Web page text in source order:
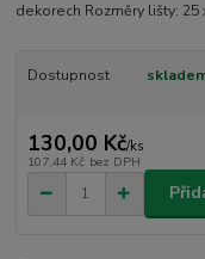
dekorech Rozměry lišty: 25
Dostupnost
130,00 Kč/ks
107,44 Kč bez DPH